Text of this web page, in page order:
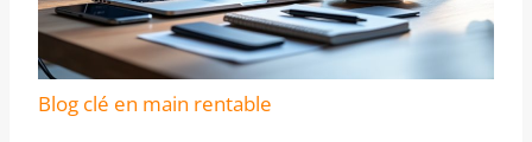
Blog clé en main rentable